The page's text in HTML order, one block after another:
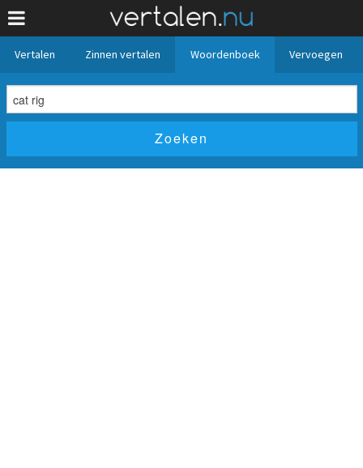
Vertalen Zinnen vertalen Woordenboek Vervoegen